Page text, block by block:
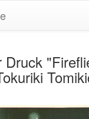
Druck